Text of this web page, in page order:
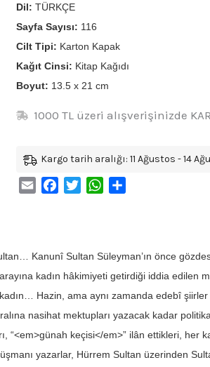
Dil: TÜRKÇE
Sayfa Sayısı: 116
Cilt Tipi: Karton Kapak
Kağıt Cinsi: Kitap Kağıdı
Boyut: 13.5 x 21 cm
1000 TL üzeri alışverişinizde
Kargo tarih aralığı: 11 Ağustos - 14
Email FacebookTwitterWhatsApp
Kanunî Sultan Süleyman’ın önce
kadın hâkimiyeti getirdiği iddia edilen
Hazin, ama aynı zamanda edebî
nasihat mektupları yazacak kadar
“<em>günah keçisi</em>” ilân ettikleri, her
yazarlar, Hürrem Sultan üzerinden